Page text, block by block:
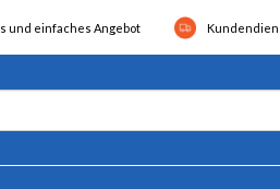
und einfaches Angebot